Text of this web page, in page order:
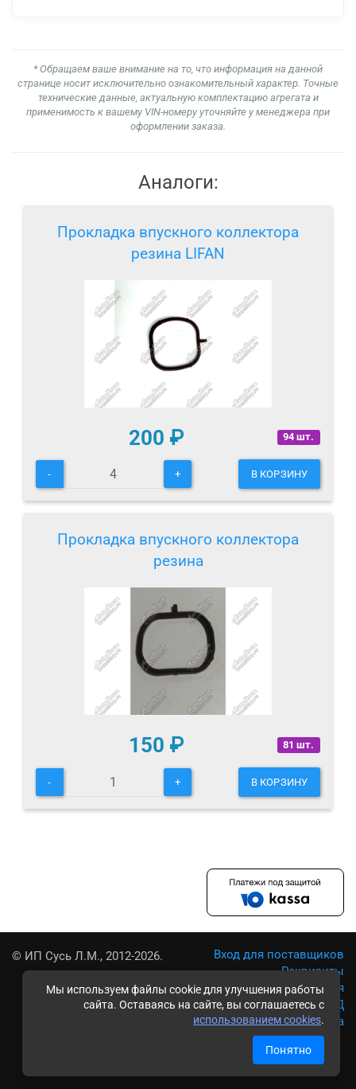
Мы используем файлы cookie для улучшения работы
сайта. Оставаясь на сайте, вы соглашаетесь с
использованием cookies.
Понятно
* Обращаем ваше внимание на то, что информация на данной
странице носит исключительно ознакомительный характер. Точные
технические данные, актуальную комплектацию агрегата и
применимость к вашему VIN-номеру уточняйте у менеджера при
оформлении заказа.
Аналоги:
Прокладка впускного коллектора
резина LIFAN
94 шт.
200 ₽
- + В КОРЗИНУ
Прокладка впускного коллектора
резина
81 шт.
150 ₽
- + В КОРЗИНУ
© ИП Сусь Л.М., 2012-2026.
Вход для поставщиков
Реквизиты
Условия использования
Политика обработки ПД
Карта сайта